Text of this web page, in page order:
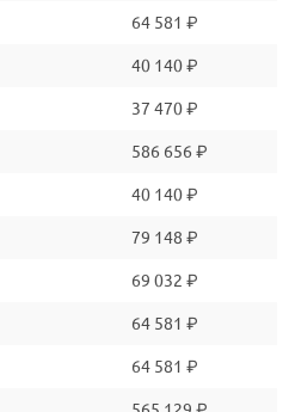
64 581 ₽
40 140 ₽
37 470 ₽
586 656 ₽
40 140 ₽
79 148 ₽
69 032 ₽
64 581 ₽
64 581 ₽